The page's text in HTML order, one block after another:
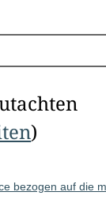
)
bezogen auf die